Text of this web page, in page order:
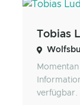
Tobias
verfügbar.